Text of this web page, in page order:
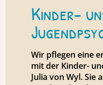
Kinder-
Wir pflegen eine
mit der Kinder-
Julia von Wyl. Sie